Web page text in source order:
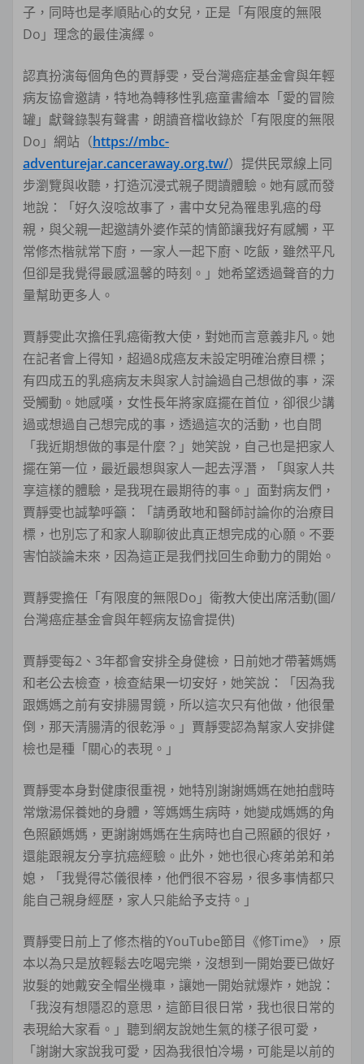
子，同時也是孝順貼心的女兒，正是「有限度的無限
Do」理念的最佳演繹。
認真扮演每個角色的賈靜雯，受台灣癌症基金會與年輕
病友協會邀請，特地為轉移性乳癌童書繪本「愛的冒險
罐」獻聲錄製有聲書，朗讀音檔收錄於「有限度的無限
Do」網站（https://mbc-
adventurejar.canceraway.org.tw/）提供民眾線上同
步瀏覽與收聽，打造沉浸式親子閱讀體驗。她有感而發
地說：「好久沒唸故事了，書中女兒為罹患乳癌的母
親，與父親一起邀請外婆作菜的情節讓我好有感觸，平
常修杰楷就常下廚，一家人一起下廚、吃飯，雖然平凡
但卻是我覺得最感溫馨的時刻。」她希望透過聲音的力
量幫助更多人。
賈靜雯此次擔任乳癌衛教大使，對她而言意義非凡。她
在記者會上得知，超過8成癌友未設定明確治療目標；
有四成五的乳癌病友未與家人討論過自己想做的事，深
受觸動。她感嘆，女性長年將家庭擺在首位，卻很少講
過或想過自己想完成的事，透過這次的活動，也自問
「我近期想做的事是什麼？」她笑說，自己也是把家人
擺在第一位，最近最想與家人一起去浮潛，「與家人共
享這樣的體驗，是我現在最期待的事。」面對病友們，
賈靜雯也誠摯呼籲：「請勇敢地和醫師討論你的治療目
標，也別忘了和家人聊聊彼此真正想完成的心願。不要
害怕談論未來，因為這正是我們找回生命動力的開始。
賈靜雯擔任「有限度的無限Do」衛教大使出席活動(圖/
台灣癌症基金會與年輕病友協會提供)
賈靜雯每2、3年都會安排全身健檢，日前她才帶著媽媽
和老公去檢查，檢查結果一切安好，她笑說：「因為我
跟媽媽之前有安排腸胃鏡，所以這次只有他做，他很暈
倒，那天清腸清的很乾淨。」賈靜雯認為幫家人安排健
檢也是種「關心的表現。」
賈靜雯本身對健康很重視，她特別謝謝媽媽在她拍戲時
常燉湯保養她的身體，等媽媽生病時，她變成媽媽的角
色照顧媽媽，更謝謝媽媽在生病時也自己照顧的很好，
還能跟親友分享抗癌經驗。此外，她也很心疼弟弟和弟
媳，「我覺得芯儀很棒，他們很不容易，很多事情都只
能自己親身經歷，家人只能給予支持。」
賈靜雯日前上了修杰楷的YouTube節目《修Time》，原
本以為只是放輕鬆去吃喝完樂，沒想到一開始要已做好
妝髮的她戴安全帽坐機車，讓她一開始就爆炸，她說：
「我沒有想隱忍的意思，這節目很日常，我也很日常的
表現給大家看。」聽到網友說她生氣的樣子很可愛，
「謝謝大家說我可愛，因為我很怕冷場，可能是以前的